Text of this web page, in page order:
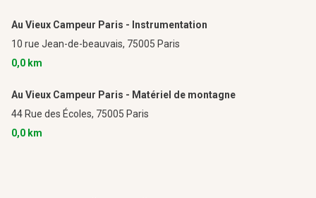
Au Vieux Campeur Paris - Instrumentation
10 rue Jean-de-beauvais, 75005 Paris
0,0 km
Au Vieux Campeur Paris - Matériel de montagne
44 Rue des Écoles, 75005 Paris
0,0 km